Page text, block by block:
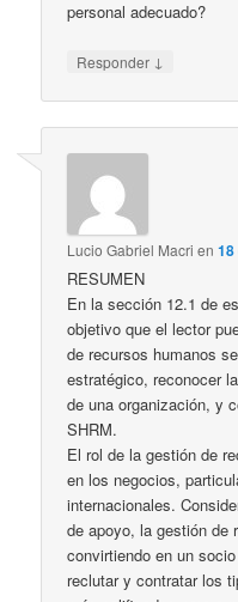
personal adecuado?
Responder ↓
Lucio Gabriel Macri en
RESUMEN
En la sección 12.1 de
objetivo que el lector
de recursos humanos
estratégico, reconocer
de una organización, y
SHRM.
El rol de la gestión de
en los negocios,
internacionales.
de apoyo, la gestión de
convirtiendo en un
reclutar y contratar los